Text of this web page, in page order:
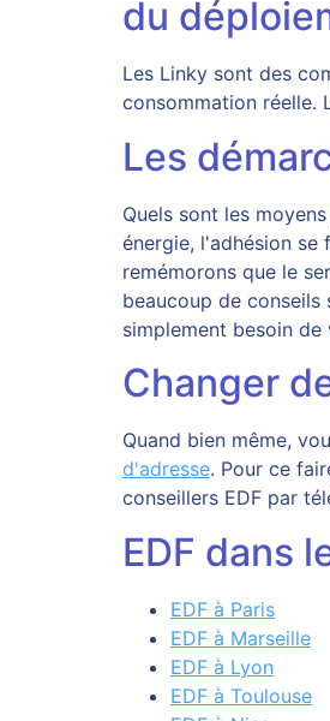
du
Les Linky sont des
consommation réelle.
Les
Quels sont les
énergie, l'adhésion se
remémorons que le
beaucoup de
simplement besoin
Changer
Quand bien même,
d'adresse. Pour ce
conseillers EDF par
EDF dans
EDF à Paris
EDF à Marseille
EDF à Lyon
EDF à Toulouse